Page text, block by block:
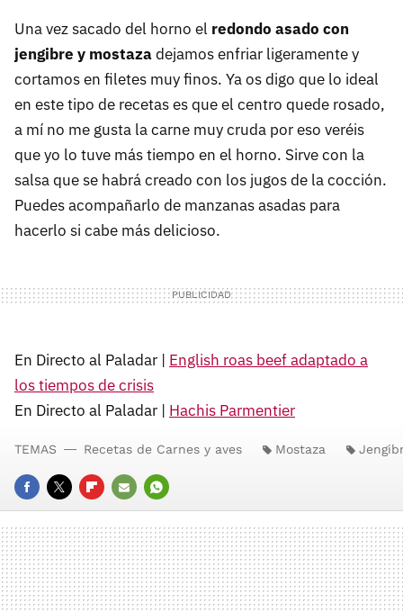
Una vez sacado del horno el redondo asado con
jengibre y mostazadejamos enfriar ligeramente y
cortamos en filetes muy finos. Ya os digo que lo ideal
en este tipo de recetas es que el centro quede rosado,
a mí no me gusta la carne muy cruda por eso veréis
que yo lo tuve más tiempo en el horno. Sirve con la
salsa que se habrá creado con los jugos de la cocción.
Puedes acompañarlo de manzanas asadas para
hacerlo si cabe más delicioso.
En Directo al Paladar | English roas beef adaptado a
los tiempos de crisis
En Directo al Paladar | Hachis Parmentier
FACEBOOK
TWITTERFLIPBOARD
E-
MAIL
WHATSAPP
TEMAS Recetas de Carnes y aves Mostaza